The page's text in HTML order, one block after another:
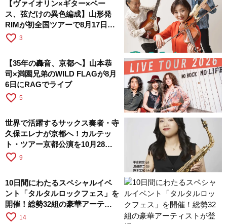
【ヴァイオリン×ギター×ベー
ス、弦だけの異色編成】山形発
RIMが初全国ツアーで8月17日に
RAGへ
favorite_border 3
【35年の轟音、京都へ】山本恭
司×満園兄弟のWILD FLAGが8月
6日にRAGでライブ
favorite_border 5
世界で活躍するサックス奏者・寺
久保エレナが京都へ！カルテッ
ト・ツアー京都公演を10月28日
に開催
favorite_border 9
10日間にわたるスペシャルイベ
ント「タルタルロックフェス」を
開催！総勢32組の豪華アーティ
ストが登場
favorite_border 14